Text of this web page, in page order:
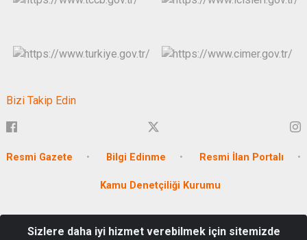
Bizi Takip Edin
Resmi Gazete Bilgi Edinme Resmi İlan Portalı
Kamu Denetçiliği Kurumu
ADANA
Sizlere daha iyi hizmet verebilmek için sitemizde